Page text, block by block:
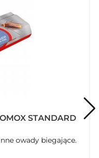
STANDARD
Wyłapuje karaluchy, prusaki i inne owady biegające.